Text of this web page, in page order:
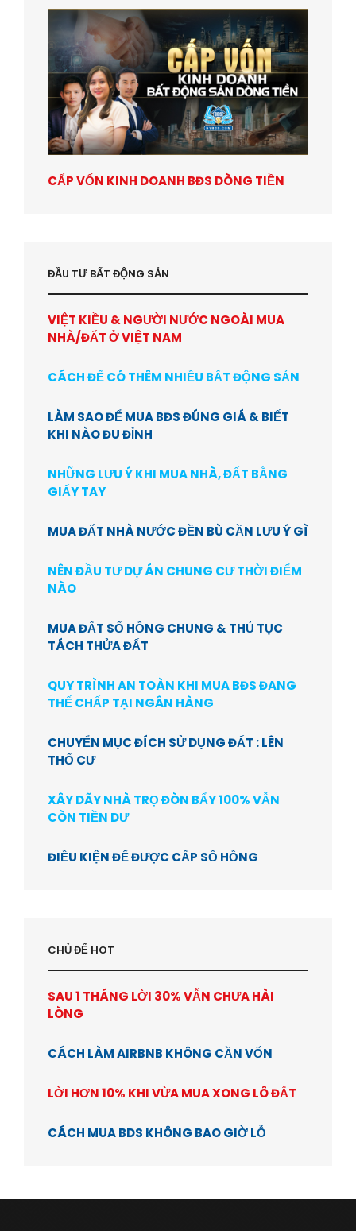
CẤP VỐN KINH DOANH BĐS DÒNG TIỀN
ĐẦU TƯ BẤT ĐỘNG SẢN
VIỆT KIỀU & NGƯỜI NƯỚC NGOÀI MUA
NHÀ/ĐẤT Ở VIỆT NAM
CÁCH ĐỂ CÓ THÊM NHIỀU BẤT ĐỘNG SẢN
LÀM SAO ĐỂ MUA BĐS ĐÚNG GIÁ & BIẾT
KHI NÀO ĐU ĐỈNH
NHỮNG LƯU Ý KHI MUA NHÀ, ĐẤT BẰNG
GIẤY TAY
MUA ĐẤT NHÀ NƯỚC ĐỀN BÙ CẦN LƯU Ý GÌ
NÊN ĐẦU TƯ DỰ ÁN CHUNG CƯ THỜI ĐIỂM
NÀO
MUA ĐẤT SỔ HỒNG CHUNG & THỦ TỤC
TÁCH THỬA ĐẤT
QUY TRÌNH AN TOÀN KHI MUA BĐS ĐANG
THẾ CHẤP TẠI NGÂN HÀNG
CHUYỂN MỤC ĐÍCH SỬ DỤNG ĐẤT : LÊN
THỔ CƯ
XÂY DÃY NHÀ TRỌ ĐÒN BẨY 100% VẪN
CÒN TIỀN DƯ
ĐIỀU KIỆN ĐỂ ĐƯỢC CẤP SỔ HỒNG
CHỦ ĐỂ HOT
SAU 1 THÁNG LỜI 30% VẪN CHƯA HÀI
LÒNG
CÁCH LÀM AIRBNB KHÔNG CẦN VỐN
LỜI HƠN 10% KHI VỪA MUA XONG LÔ ĐẤT
CÁCH MUA BDS KHÔNG BAO GIỜ LỖ